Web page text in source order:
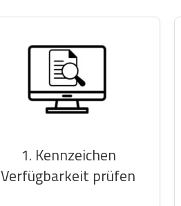
1. Kennzeichen
Verfügbarkeit prüfen